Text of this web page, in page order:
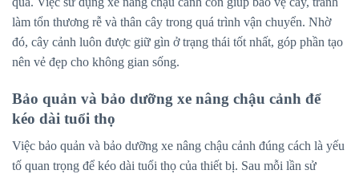
làm tổn thương rễ và thân cây trong quá trình vận chuyển. Nhờ
đó, cây cảnh luôn được giữ gìn ở trạng thái tốt nhất, góp phần tạo
nên vẻ đẹp cho không gian sống.
Bảo quản và bảo dưỡng xe nâng chậu cảnh để
kéo dài tuổi thọ
Việc bảo quản và bảo dưỡng xe nâng chậu cảnh đúng cách là yếu
tố quan trọng để kéo dài tuổi thọ của thiết bị. Sau mỗi lần sử